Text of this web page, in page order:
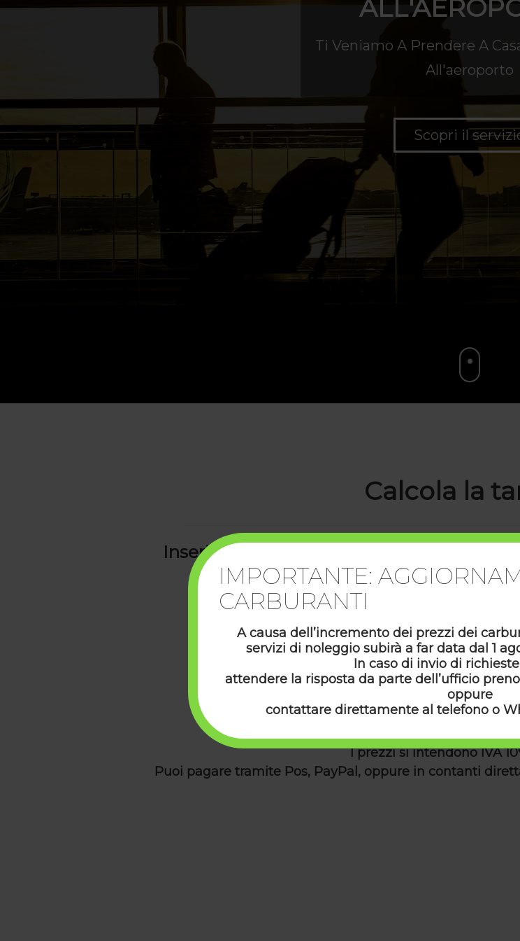
Ti Veniamo A Prendere A
All'aeroporto
Scopri il
Calcola la
Inserisci il numero di passeggeri, il
destinazione
Punto Di Partenza...
I prezzi si intendono IVA
Puoi pagare tramite Pos, PayPal, oppure in contanti
IMPORTANTE:
CARBURANTI
A causa dell’incremento dei prezzi dei
servizi di noleggio subirà a far data dal 1
In caso di invio di
attendere la risposta da parte dell’ufficio
oppure
contattare direttamente al telefono o